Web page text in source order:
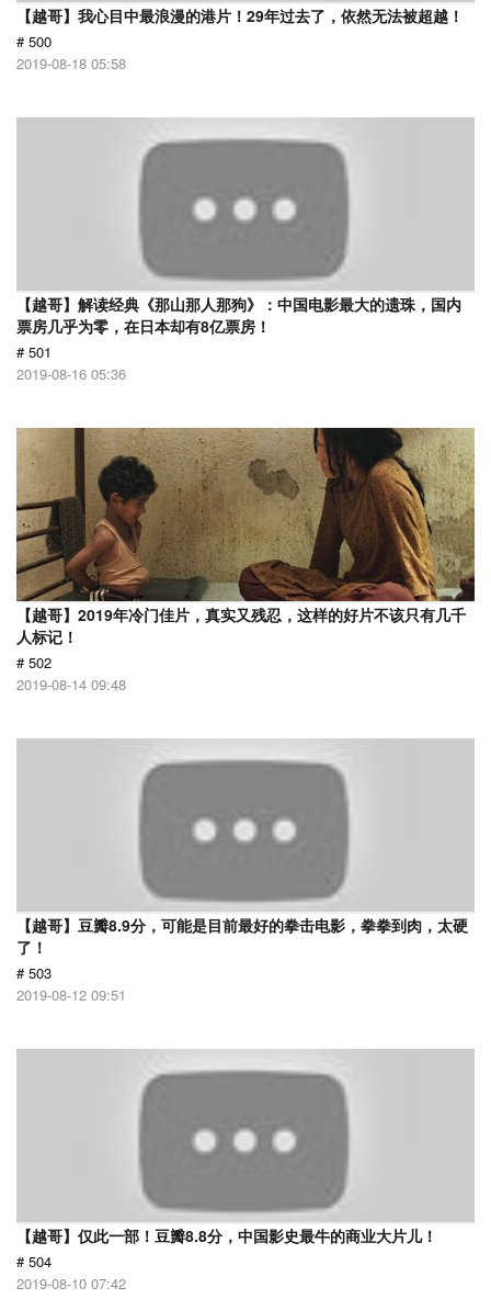
【越哥】我心目中最浪漫的港片！29年过去了，依然无法被超越！
# 500
2019-08-18 05:58
【越哥】解读经典《那山那人那狗》：中国电影最大的遗珠，国内
票房几乎为零，在日本却有8亿票房！
# 501
2019-08-16 05:36
【越哥】2019年冷门佳片，真实又残忍，这样的好片不该只有几千
人标记！
# 502
2019-08-14 09:48
【越哥】豆瓣8.9分，可能是目前最好的拳击电影，拳拳到肉，太硬
了！
# 503
2019-08-12 09:51
【越哥】仅此一部！豆瓣8.8分，中国影史最牛的商业大片儿！
# 504
2019-08-10 07:42